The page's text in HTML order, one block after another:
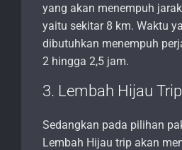
yang akan menempuh
yaitu sekitar 8 km. Waktu
dibutuhkan menempuh
2 hingga 2,5 jam.
3. Lembah Hijau Trip
Sedangkan pada pilihan
Lembah Hijau trip akan